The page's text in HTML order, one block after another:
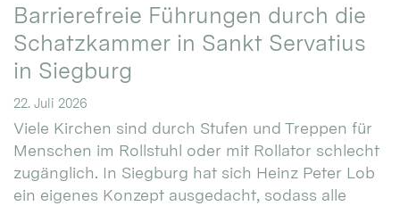
Barrierefreie Führungen durch die
Schatzkammer in Sankt Servatius
in Siegburg
22. Juli 2026
Viele Kirchen sind durch Stufen und Treppen für
Menschen im Rollstuhl oder mit Rollator schlecht
zugänglich. In Siegburg hat sich Heinz Peter Lob
ein eigenes Konzept ausgedacht, sodass alle